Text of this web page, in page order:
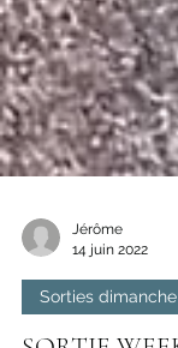
Jérôme
14 juin 2022